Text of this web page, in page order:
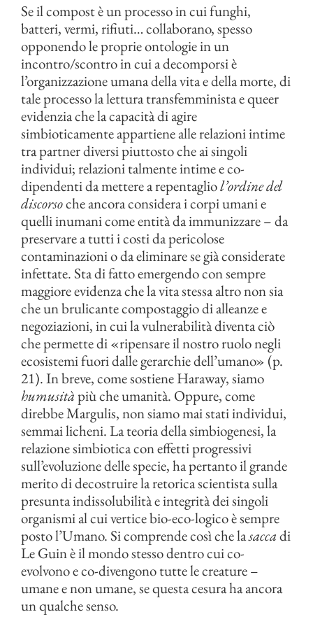
Se il compost è un processo in cui funghi,
batteri, vermi, rifiuti… collaborano, spesso
opponendo le proprie ontologie in un
incontro/scontro in cui a decomporsi è
l’organizzazione umana della vita e della morte, di
tale processo la lettura transfemminista e queer
evidenzia che la capacità di agire
simbioticamente appartiene alle relazioni intime
tra partner diversi piuttosto che ai singoli
individui; relazioni talmente intime e co-
dipendenti da mettere a repentagliol’ordine del
discorsoche ancora considera i corpi umani e
quelli inumani come entità da immunizzare – da
preservare a tutti i costi da pericolose
contaminazioni o da eliminare se già considerate
infettate. Sta di fatto emergendo con sempre
maggiore evidenza che la vita stessa altro non sia
che un brulicante compostaggio di alleanze e
negoziazioni, in cui la vulnerabilità diventa ciò
che permette di «ripensare il nostro ruolo negli
ecosistemi fuori dalle gerarchie dell’umano» (p.
21). In breve, come sostiene Haraway, siamo
humusitàpiù che umanità. Oppure, come
direbbe Margulis, non siamo mai stati individui,
semmai licheni. La teoria della simbiogenesi, la
relazione simbiotica con effetti progressivi
sull’evoluzione delle specie, ha pertanto il grande
merito di decostruire la retorica scientista sulla
presunta indissolubilità e integrità dei singoli
organismi al cui vertice bio-eco-logico è sempre
posto l’Umano. Si comprende così che lasaccadi
Le Guin è il mondo stesso dentro cui co-
evolvono e co-divengono tutte le creature –
umane e non umane, se questa cesura ha ancora
un qualche senso.